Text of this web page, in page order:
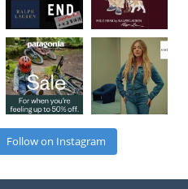
Follow on Instagram